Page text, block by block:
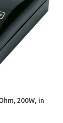
200W, in